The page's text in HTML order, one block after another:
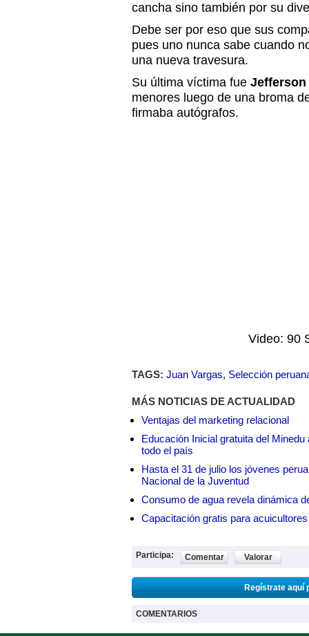
cancha sino también por su
Debe ser por eso que sus
pues uno nunca sabe cuando
una nueva travesura.
Su última víctima fue Jefferson
menores luego de una broma
firmaba autógrafos.
Video: 90
TAGS: Juan Vargas, Selección
MÁS NOTICIAS DE ACTUALIDAD
Ventajas del marketing relacional
Educación Inicial gratuita del
todo el país
Hasta el 31 de julio los jóvenes
Nacional de la Juventud
Consumo de agua revela dinámica
Capacitación gratis para
Participa: Comentar Valorar
Regístrate aquí
COMENTARIOS